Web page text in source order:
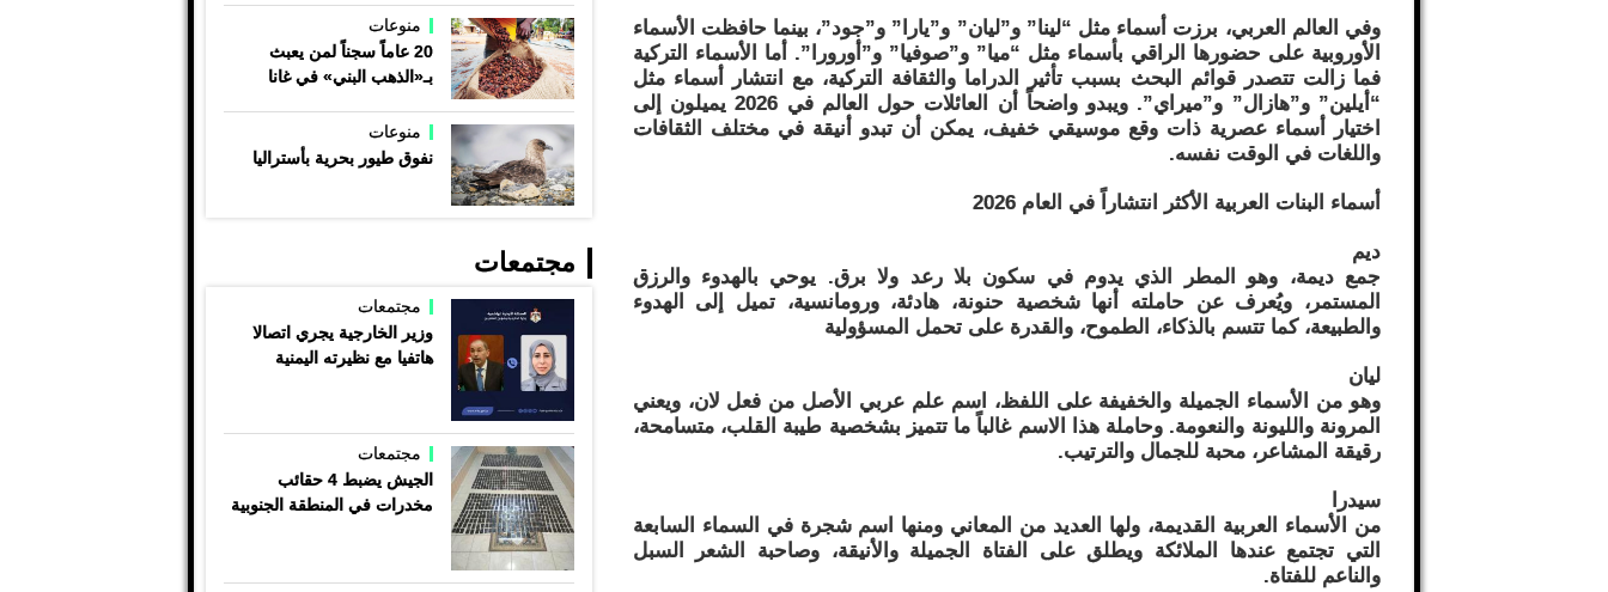
وفي العالم العربي، برزت أسماء مثل “لينا” و”ليان” و”يارا” و”جود”، بينما حافظت الأسماء
الأوروبية على حضورها الراقي بأسماء مثل “ميا” و”صوفيا” و”أورورا”. أما الأسماء التركية
فما زالت تتصدر قوائم البحث بسبب تأثير الدراما والثقافة التركية، مع انتشار أسماء مثل
“أيلين” و”هازال” و”ميراي”. ويبدو واضحاً أن العائلات حول العالم في 2026 يميلون إلى
اختيار أسماء عصرية ذات وقع موسيقي خفيف، يمكن أن تبدو أنيقة في مختلف الثقافات
واللغات في الوقت نفسه.
أسماء البنات العربية الأكثر انتشاراً في العام 2026
ديم
جمع ديمة، وهو المطر الذي يدوم في سكون بلا رعد ولا برق. يوحي بالهدوء والرزق
المستمر، ويُعرف عن حاملته أنها شخصية حنونة، هادئة، ورومانسية، تميل إلى الهدوء
والطبيعة، كما تتسم بالذكاء، الطموح، والقدرة على تحمل المسؤولية
ليان
وهو من الأسماء الجميلة والخفيفة على اللفظ، اسم علم عربي الأصل من فعل لان، ويعني
المرونة والليونة والنعومة. وحاملة هذا الاسم غالباً ما تتميز بشخصية طيبة القلب، متسامحة،
رقيقة المشاعر، محبة للجمال والترتيب.
سيدرا
من الأسماء العربية القديمة، ولها العديد من المعاني ومنها اسم شجرة في السماء السابعة
التي تجتمع عندها الملائكة ويطلق على الفتاة الجميلة والأنيقة، وصاحبة الشعر السبل
والناعم للفتاة.
منوعات
20 عاماً سجناً لمن يعبث
بـ«الذهب البني» في غانا
منوعات
نفوق طيور بحرية بأستراليا
مجتمعات
مجتمعات
وزير الخارجية يجري اتصالا
هاتفيا مع نظيرته اليمنية
مجتمعات
الجيش يضبط 4 حقائب
مخدرات في المنطقة الجنوبية